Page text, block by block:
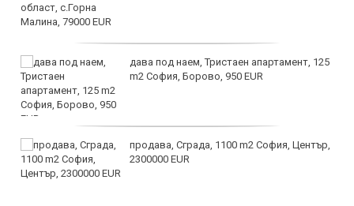
дава под наем, Тристаен апартамент, 125
m2 София, Борово, 950 EUR
продава, Сграда, 1100 m2 София, Център,
2300000 EUR